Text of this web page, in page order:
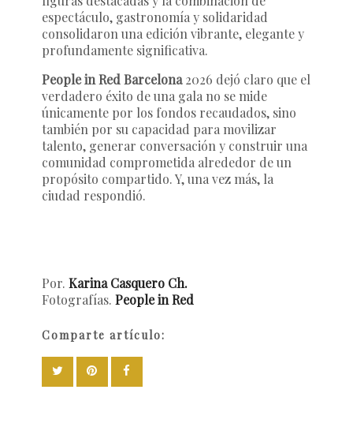
espectáculo, gastronomía y solidaridad
consolidaron una edición vibrante, elegante y
profundamente significativa.
People in Red Barcelona2026 dejó claro que el
verdadero éxito de una gala no se mide
únicamente por los fondos recaudados, sino
también por su capacidad para movilizar
talento, generar conversación y construir una
comunidad comprometida alrededor de un
propósito compartido. Y, una vez más, la
ciudad respondió.
Por. Karina Casquero Ch.
Fotografías. People in Red
Comparte artículo: